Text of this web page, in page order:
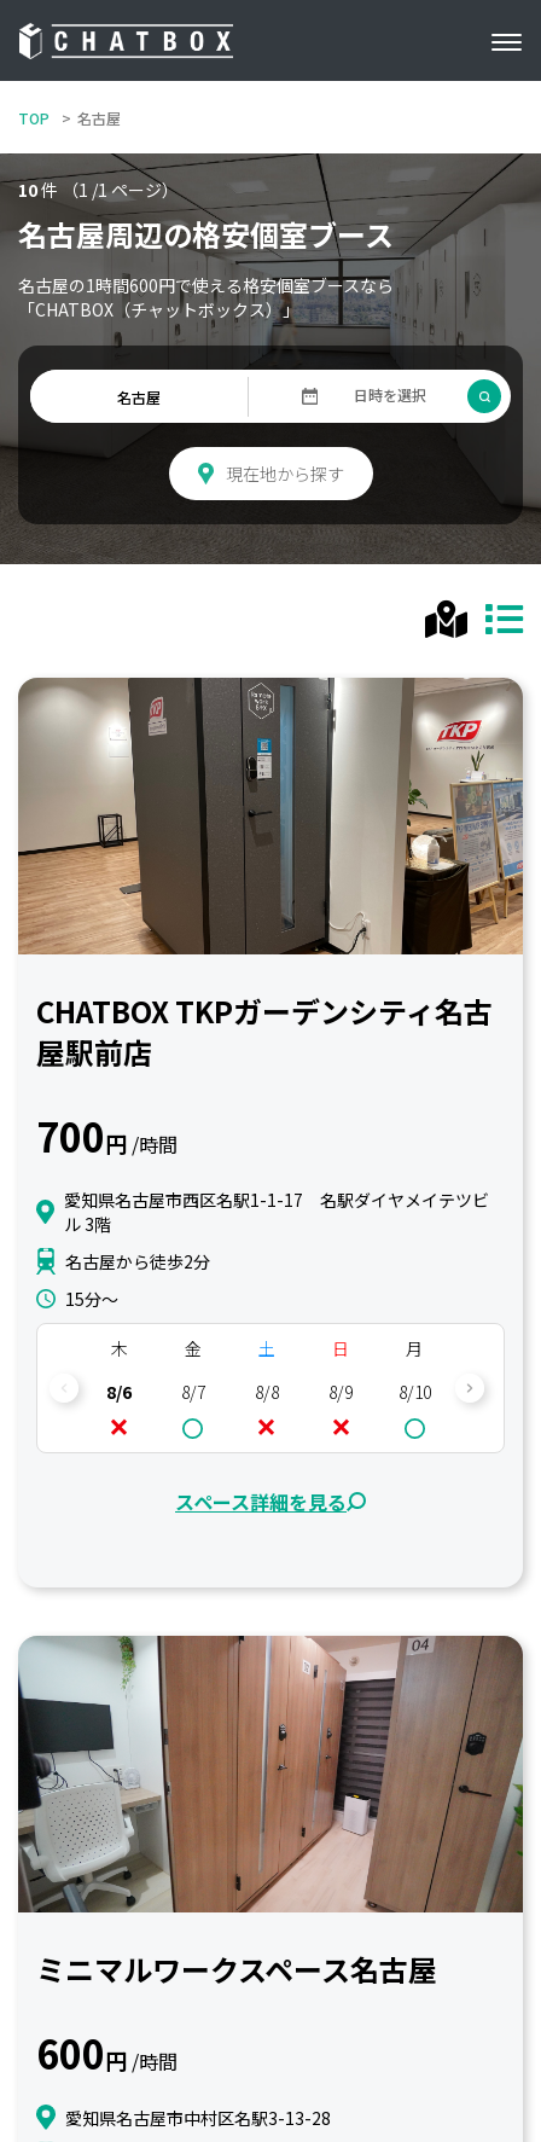
TOP 名古屋
10件 （1 /1 ページ）
名古屋周辺の格安個室ブース
名古屋の1時間600円で使える格安個室ブースなら
「CHATBOX（チャットボックス）」
現在地から探す
CHATBOX TKPガーデンシティ名古
屋駅前店
700円 /時間
愛知県名古屋市西区名駅1-1-17 名駅ダイヤメイテツビ
ル 3階
名古屋から徒歩2分
15分〜
木
8/6
金
8/7
土
8/8
日
8/9
月
8/10
8/11
スペース詳細を見る
ミニマルワークスペース名古屋
600円 /時間
愛知県名古屋市中村区名駅3-13-28